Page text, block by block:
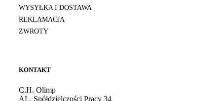
WYSYŁKA I DOSTAWA
REKLAMACJA
ZWROTY
KONTAKT
C.H. Olimp
AL. Spółdzielczości Pracy 34